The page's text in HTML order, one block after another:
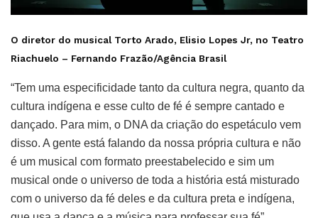
O diretor do musical Torto Arado, Elisio Lopes Jr, no Teatro
Riachuelo – Fernando Frazão/Agência Brasil
“Tem uma especificidade tanto da cultura negra, quanto da
cultura indígena e esse culto de fé é sempre cantado e
dançado. Para mim, o DNA da criação do espetáculo vem
disso. A gente está falando da nossa própria cultura e não
é um musical com formato preestabelecido e sim um
musical onde o universo de toda a história está misturado
com o universo da fé deles e da cultura preta e indígena,